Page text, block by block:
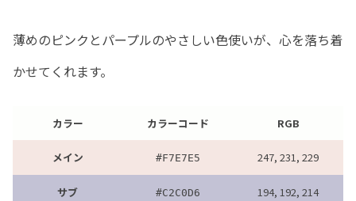
薄めのピンクとパープルのやさしい色使いが、心を落ち着
かせてくれます。
カラー カラーコード RGB
メイン #F7E7E5 247, 231, 229
サブ #C2C0D6 194, 192, 214